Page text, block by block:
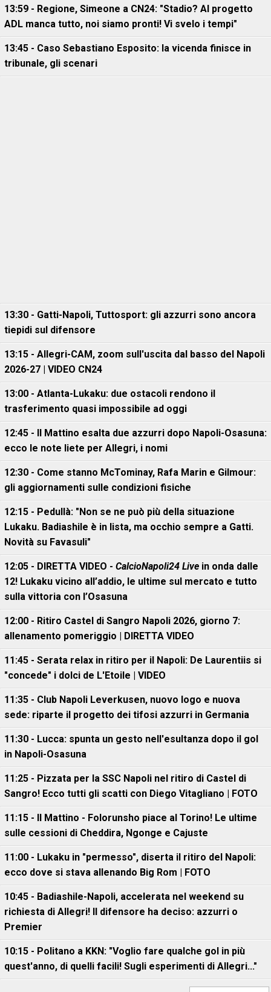
13:59 - Regione, Simeone a CN24: "Stadio? Al progetto
ADL manca tutto, noi siamo pronti! Vi svelo i tempi"
13:45 - Caso Sebastiano Esposito: la vicenda finisce in
tribunale, gli scenari
13:30 - Gatti-Napoli, Tuttosport: gli azzurri sono ancora
tiepidi sul difensore
13:15 - Allegri-CAM, zoom sull'uscita dal basso del Napoli
2026-27 | VIDEO CN24
13:00 - Atlanta-Lukaku: due ostacoli rendono il
trasferimento quasi impossibile ad oggi
12:45 - Il Mattino esalta due azzurri dopo Napoli-Osasuna:
ecco le note liete per Allegri, i nomi
12:30 - Come stanno McTominay, Rafa Marin e Gilmour:
gli aggiornamenti sulle condizioni fisiche
12:15 - Pedullà: "Non se ne può più della situazione
Lukaku. Badiashile è in lista, ma occhio sempre a Gatti.
Novità su Favasuli"
12:05 - DIRETTA VIDEO - CalcioNapoli24 Live in onda dalle
12! Lukaku vicino all’addio, le ultime sul mercato e tutto
sulla vittoria con l’Osasuna
12:00 - Ritiro Castel di Sangro Napoli 2026, giorno 7:
allenamento pomeriggio | DIRETTA VIDEO
11:45 - Serata relax in ritiro per il Napoli: De Laurentiis si
"concede" i dolci de L'Etoile | VIDEO
11:35 - Club Napoli Leverkusen, nuovo logo e nuova
sede: riparte il progetto dei tifosi azzurri in Germania
11:30 - Lucca: spunta un gesto nell'esultanza dopo il gol
in Napoli-Osasuna
11:25 - Pizzata per la SSC Napoli nel ritiro di Castel di
Sangro! Ecco tutti gli scatti con Diego Vitagliano | FOTO
11:15 - Il Mattino - Folorunsho piace al Torino! Le ultime
sulle cessioni di Cheddira, Ngonge e Cajuste
11:00 - Lukaku in "permesso", diserta il ritiro del Napoli:
ecco dove si stava allenando Big Rom | FOTO
10:45 - Badiashile-Napoli, accelerata nel weekend su
richiesta di Allegri! Il difensore ha deciso: azzurri o
Premier
10:15 - Politano a KKN: "Voglio fare qualche gol in più
quest'anno, di quelli facili! Sugli esperimenti di Allegri..."